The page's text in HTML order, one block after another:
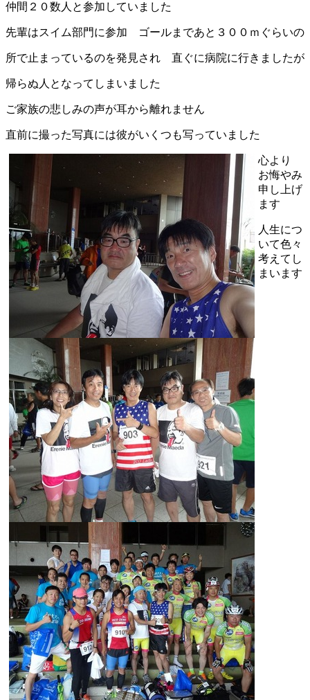
仲間２０数人と参加していました
先輩はスイム部門に参加 ゴールまであと３００ｍぐらいの
所で止まっているのを発見され 直ぐに病院に行きましたが
帰らぬ人となってしまいました
ご家族の悲しみの声が耳から離れません
直前に撮った写真には彼がいくつも写っていました
心より
お悔やみ
申し上げ
ます
人生につ
いて色々
考えてし
まいます